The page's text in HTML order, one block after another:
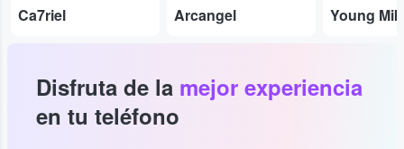
Ca7riel Arcangel Young
Disfruta de la mejor experiencia
en tu teléfono